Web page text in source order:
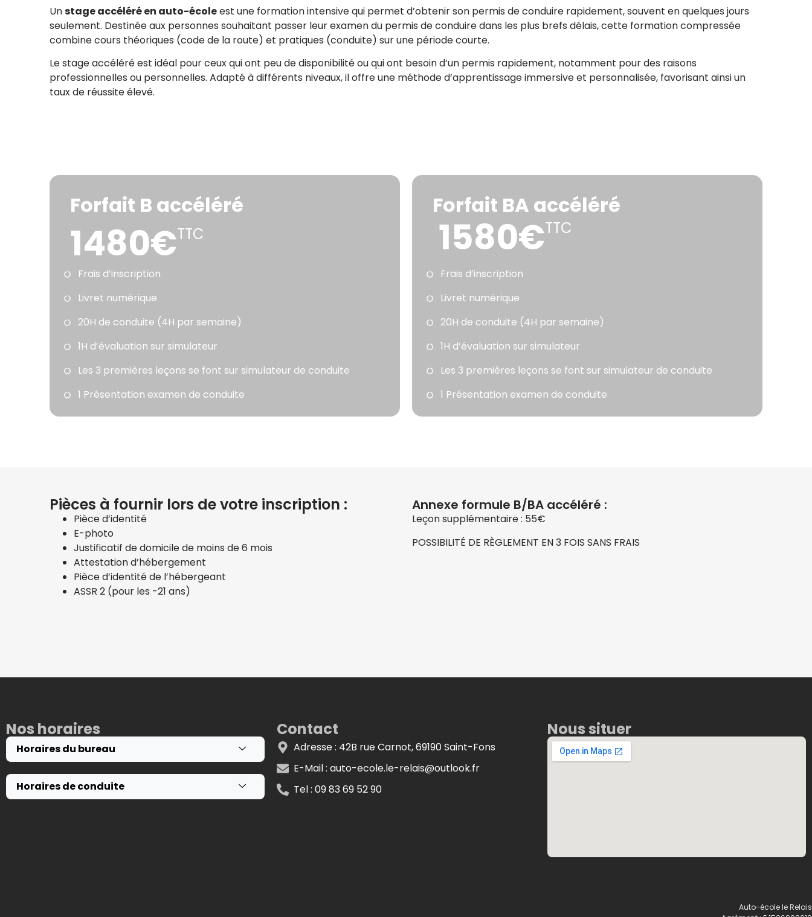
Unstage accéléré en auto-écoleest une formation intensive qui permet d’obtenir son permis de conduire rapidement, souvent en quelques jours
seulement. Destinée aux personnes souhaitant passer leur examen du permis de conduire dans les plus brefs délais, cette formation compressée
combine cours théoriques (code de la route) et pratiques (conduite) sur une période courte.
Le stage accéléré est idéal pour ceux qui ont peu de disponibilité ou qui ont besoin d’un permis rapidement, notamment pour des raisons
professionnelles ou personnelles. Adapté à différents niveaux, il offre une méthode d’apprentissage immersive et personnalisée, favorisant ainsi un
taux de réussite élevé.
Forfait B accéléré
1480€TTC
Frais d’inscription
Livret numérique
20H de conduite (4H par semaine)
1H d’évaluation sur simulateur
Les 3 premières leçons se font sur simulateur de conduite
1 Présentation examen de conduite
Forfait BA accéléré
1580€TTC
Frais d’inscription
Livret numérique
20H de conduite (4H par semaine)
1H d’évaluation sur simulateur
Les 3 premières leçons se font sur simulateur de conduite
1 Présentation examen de conduite
Pièces à fournir lors de votre inscription :
Pièce d’identité
E-photo
Justificatif de domicile de moins de 6 mois
Attestation d’hébergement
Pièce d’identité de l’hébergeant
ASSR 2 (pour les -21 ans)
Annexe formule B/BA accéléré :
Leçon supplémentaire : 55€
POSSIBILITÉ DE RÈGLEMENT EN 3 FOIS SANS FRAIS
Nos horaires
Horaires du bureau
Horaires de conduite
Contact
Adresse : 42B rue Carnot, 69190 Saint-Fons
E-Mail : auto-ecole.le-relais@outlook.fr
Tel : 09 83 69 52 90
Nous situer
Auto-école le Relais